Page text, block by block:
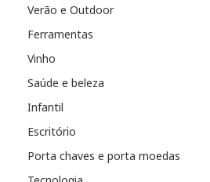
Verão e Outdoor
Ferramentas
Vinho
Saúde e beleza
Infantil
Escritório
Porta chaves e porta moedas